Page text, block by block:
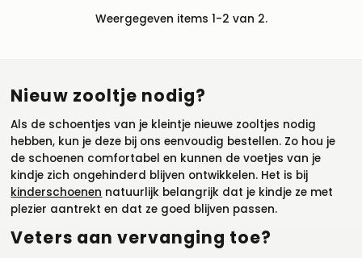
Weergegeven items 1-2 van 2.
Nieuw zooltje nodig?
Als de schoentjes van je kleintje nieuwe zooltjes nodig
hebben, kun je deze bij ons eenvoudig bestellen. Zo hou je
de schoenen comfortabel en kunnen de voetjes van je
kindje zich ongehinderd blijven ontwikkelen. Het is bij
kinderschoenen natuurlijk belangrijk dat je kindje ze met
plezier aantrekt en dat ze goed blijven passen.
Veters aan vervanging toe?